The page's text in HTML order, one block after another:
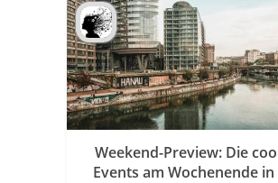
Weekend-Preview: Die
Events am Wochenende in